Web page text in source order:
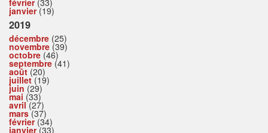
janvier(19)
2019
décembre (25)
novembre (39)
octobre (46)
septembre (41)
août (20)
juillet(19)
juin (29)
mai (33)
avril(27)
mars(37)
février(34)
janvier(33)